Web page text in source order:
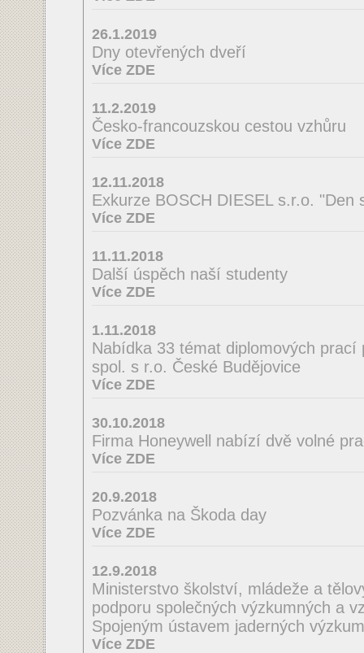
26.1.2019
Dny otevřených dveří
Více ZDE
11.2.2019
Česko-francouzskou cestou vzhůru
Více ZDE
12.11.2018
Exkurze BOSCH DIESEL s.r.o. "Den
Více ZDE
11.11.2018
Další úspěch naší studenty
Více ZDE
1.11.2018
Nabídka 33 témat diplomových prací
spol. s r.o. České Budějovice
Více ZDE
30.10.2018
Firma Honeywell nabízí dvě volné
Více ZDE
20.9.2018
Pozvánka na Škoda day
Více ZDE
12.9.2018
Ministerstvo školství, mládeže a
podporu společných výzkumných a
Spojeným ústavem jaderných
Více ZDE